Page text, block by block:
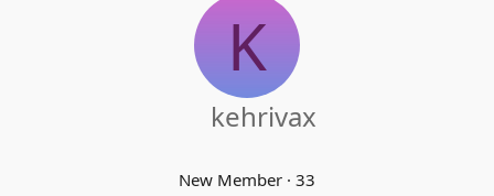
K
kehrivax
New Member · 33